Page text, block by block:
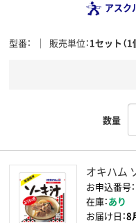
アスク
型番 販売単位 1セット（1
数量
オキハム
お申込番号
在庫：あり
お届け日：8